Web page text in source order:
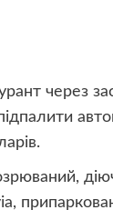
через